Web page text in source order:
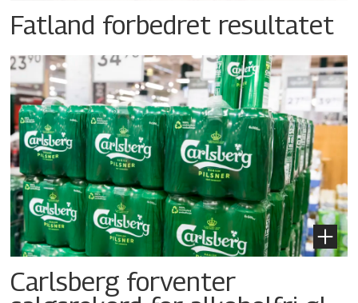
Fatland forbedret resultatet
Carlsberg forventer